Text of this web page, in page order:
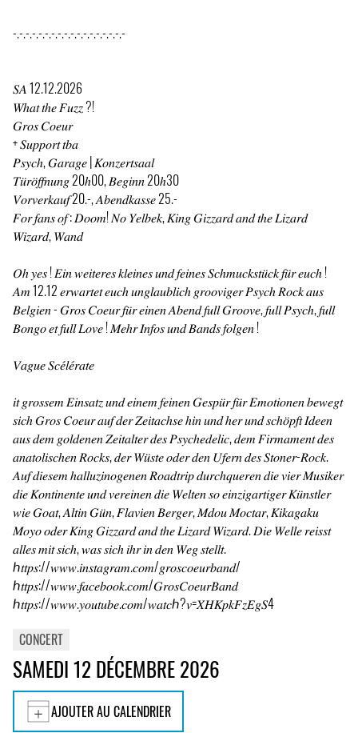
-.-.-.-.-.-.-.-.-.-.-.-.-.-.-.-.-.-
𝑆𝐴 12.12.2026
𝑊ℎ𝑎𝑡 𝑡ℎ𝑒 𝐹𝑢𝑧𝑧 ?!
𝐺𝑟𝑜𝑠 𝐶𝑜𝑒𝑢𝑟
+ 𝑆𝑢𝑝𝑝𝑜𝑟𝑡 𝑡𝑏𝑎
𝑃𝑠𝑦𝑐ℎ, 𝐺𝑎𝑟𝑎𝑔𝑒 | 𝐾𝑜𝑛𝑧𝑒𝑟𝑡𝑠𝑎𝑎𝑙
𝑇𝑢̈𝑟𝑜̈𝑓𝑓𝑛𝑢𝑛𝑔 20ℎ00, 𝐵𝑒𝑔𝑖𝑛𝑛 20ℎ30
𝑉𝑜𝑟𝑣𝑒𝑟𝑘𝑎𝑢𝑓 20.-, 𝐴𝑏𝑒𝑛𝑑𝑘𝑎𝑠𝑠𝑒 25.-
𝐹𝑜𝑟 𝑓𝑎𝑛𝑠 𝑜𝑓 : 𝐷𝑜𝑜𝑚! 𝑁𝑜 𝑌𝑒𝑙𝑏𝑒𝑘, 𝐾𝑖𝑛𝑔 𝐺𝑖𝑧𝑧𝑎𝑟𝑑 𝑎𝑛𝑑 𝑡ℎ𝑒 𝐿𝑖𝑧𝑎𝑟𝑑
𝑊𝑖𝑧𝑎𝑟𝑑, 𝑊𝑎𝑛𝑑
𝑂ℎ 𝑦𝑒𝑠 ! 𝐸𝑖𝑛 𝑤𝑒𝑖𝑡𝑒𝑟𝑒𝑠 𝑘𝑙𝑒𝑖𝑛𝑒𝑠 𝑢𝑛𝑑 𝑓𝑒𝑖𝑛𝑒𝑠 𝑆𝑐ℎ𝑚𝑢𝑐𝑘𝑠𝑡𝑢̈𝑐𝑘 𝑓𝑢̈𝑟 𝑒𝑢𝑐ℎ !
𝐴𝑚 12.12 𝑒𝑟𝑤𝑎𝑟𝑡𝑒𝑡 𝑒𝑢𝑐ℎ 𝑢𝑛𝑔𝑙𝑎𝑢𝑏𝑙𝑖𝑐ℎ 𝑔𝑟𝑜𝑜𝑣𝑖𝑔𝑒𝑟 𝑃𝑠𝑦𝑐ℎ 𝑅𝑜𝑐𝑘 𝑎𝑢𝑠
𝐵𝑒𝑙𝑔𝑖𝑒𝑛 - 𝐺𝑟𝑜𝑠 𝐶𝑜𝑒𝑢𝑟 𝑓𝑢̈𝑟 𝑒𝑖𝑛𝑒𝑛 𝐴𝑏𝑒𝑛𝑑 𝑓𝑢𝑙𝑙 𝐺𝑟𝑜𝑜𝑣𝑒, 𝑓𝑢𝑙𝑙 𝑃𝑠𝑦𝑐ℎ, 𝑓𝑢𝑙𝑙
𝐵𝑜𝑛𝑔𝑜 𝑒𝑡 𝑓𝑢𝑙𝑙 𝐿𝑜𝑣𝑒 ! 𝑀𝑒ℎ𝑟 𝐼𝑛𝑓𝑜𝑠 𝑢𝑛𝑑 𝐵𝑎𝑛𝑑𝑠 𝑓𝑜𝑙𝑔𝑒𝑛 !
𝑉𝑎𝑔𝑢𝑒 𝑆𝑐𝑒́𝑙𝑒́𝑟𝑎𝑡𝑒
𝑖𝑡 𝑔𝑟𝑜𝑠𝑠𝑒𝑚 𝐸𝑖𝑛𝑠𝑎𝑡𝑧 𝑢𝑛𝑑 𝑒𝑖𝑛𝑒𝑚 𝑓𝑒𝑖𝑛𝑒𝑛 𝐺𝑒𝑠𝑝𝑢̈𝑟 𝑓𝑢̈𝑟 𝐸𝑚𝑜𝑡𝑖𝑜𝑛𝑒𝑛 𝑏𝑒𝑤𝑒𝑔𝑡
𝑠𝑖𝑐ℎ 𝐺𝑟𝑜𝑠 𝐶𝑜𝑒𝑢𝑟 𝑎𝑢𝑓 𝑑𝑒𝑟 𝑍𝑒𝑖𝑡𝑎𝑐ℎ𝑠𝑒 ℎ𝑖𝑛 𝑢𝑛𝑑 ℎ𝑒𝑟 𝑢𝑛𝑑 𝑠𝑐ℎ𝑜̈𝑝𝑓𝑡 𝐼𝑑𝑒𝑒𝑛
𝑎𝑢𝑠 𝑑𝑒𝑚 𝑔𝑜𝑙𝑑𝑒𝑛𝑒𝑛 𝑍𝑒𝑖𝑡𝑎𝑙𝑡𝑒𝑟 𝑑𝑒𝑠 𝑃𝑠𝑦𝑐ℎ𝑒𝑑𝑒𝑙𝑖𝑐, 𝑑𝑒𝑚 𝐹𝑖𝑟𝑚𝑎𝑚𝑒𝑛𝑡 𝑑𝑒𝑠
𝑎𝑛𝑎𝑡𝑜𝑙𝑖𝑠𝑐ℎ𝑒𝑛 𝑅𝑜𝑐𝑘𝑠, 𝑑𝑒𝑟 𝑊𝑢̈𝑠𝑡𝑒 𝑜𝑑𝑒𝑟 𝑑𝑒𝑛 𝑈𝑓𝑒𝑟𝑛 𝑑𝑒𝑠 𝑆𝑡𝑜𝑛𝑒𝑟-𝑅𝑜𝑐𝑘.
𝐴𝑢𝑓 𝑑𝑖𝑒𝑠𝑒𝑚 ℎ𝑎𝑙𝑙𝑢𝑧𝑖𝑛𝑜𝑔𝑒𝑛𝑒𝑛 𝑅𝑜𝑎𝑑𝑡𝑟𝑖𝑝 𝑑𝑢𝑟𝑐ℎ𝑞𝑢𝑒𝑟𝑒𝑛 𝑑𝑖𝑒 𝑣𝑖𝑒𝑟 𝑀𝑢𝑠𝑖𝑘𝑒𝑟
𝑑𝑖𝑒 𝐾𝑜𝑛𝑡𝑖𝑛𝑒𝑛𝑡𝑒 𝑢𝑛𝑑 𝑣𝑒𝑟𝑒𝑖𝑛𝑒𝑛 𝑑𝑖𝑒 𝑊𝑒𝑙𝑡𝑒𝑛 𝑠𝑜 𝑒𝑖𝑛𝑧𝑖𝑔𝑎𝑟𝑡𝑖𝑔𝑒𝑟 𝐾𝑢̈𝑛𝑠𝑡𝑙𝑒𝑟
𝑤𝑖𝑒 𝐺𝑜𝑎𝑡, 𝐴𝑙𝑡𝑖𝑛 𝐺𝑢̈𝑛, 𝐹𝑙𝑎𝑣𝑖𝑒𝑛 𝐵𝑒𝑟𝑔𝑒𝑟, 𝑀𝑑𝑜𝑢 𝑀𝑜𝑐𝑡𝑎𝑟, 𝐾𝑖𝑘𝑎𝑔𝑎𝑘𝑢
𝑀𝑜𝑦𝑜 𝑜𝑑𝑒𝑟 𝐾𝑖𝑛𝑔 𝐺𝑖𝑧𝑧𝑎𝑟𝑑 𝑎𝑛𝑑 𝑡ℎ𝑒 𝐿𝑖𝑧𝑎𝑟𝑑 𝑊𝑖𝑧𝑎𝑟𝑑. 𝐷𝑖𝑒 𝑊𝑒𝑙𝑙𝑒 𝑟𝑒𝑖𝑠𝑠𝑡
𝑎𝑙𝑙𝑒𝑠 𝑚𝑖𝑡 𝑠𝑖𝑐ℎ, 𝑤𝑎𝑠 𝑠𝑖𝑐ℎ 𝑖ℎ𝑟 𝑖𝑛 𝑑𝑒𝑛 𝑊𝑒𝑔 𝑠𝑡𝑒𝑙𝑙𝑡.
ℎ𝑡𝑡𝑝𝑠://𝑤𝑤𝑤.𝑖𝑛𝑠𝑡𝑎𝑔𝑟𝑎𝑚.𝑐𝑜𝑚/𝑔𝑟𝑜𝑠𝑐𝑜𝑒𝑢𝑟𝑏𝑎𝑛𝑑/
ℎ𝑡𝑡𝑝𝑠://𝑤𝑤𝑤.𝑓𝑎𝑐𝑒𝑏𝑜𝑜𝑘.𝑐𝑜𝑚/𝐺𝑟𝑜𝑠𝐶𝑜𝑒𝑢𝑟𝐵𝑎𝑛𝑑
ℎ𝑡𝑡𝑝𝑠://𝑤𝑤𝑤.𝑦𝑜𝑢𝑡𝑢𝑏𝑒.𝑐𝑜𝑚/𝑤𝑎𝑡𝑐ℎ?𝑣=𝑋𝐻𝐾𝑝𝑘𝐹𝑧𝐸𝑔𝑆4
CONCERT
SAMEDI 12 DÉCEMBRE 2026
AJOUTER AU CALENDRIER